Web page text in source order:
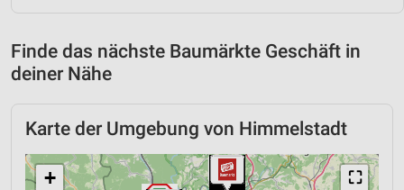
Finde das nächste Baumärkte Geschäft in
deiner Nähe
Karte der Umgebung von Himmelstadt
⛶
+